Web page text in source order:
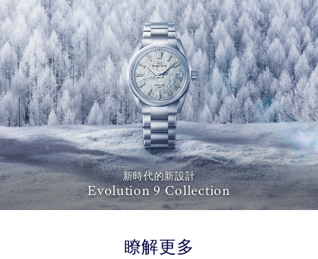
新時代的新設計
Evolution 9 Collection
瞭解更多